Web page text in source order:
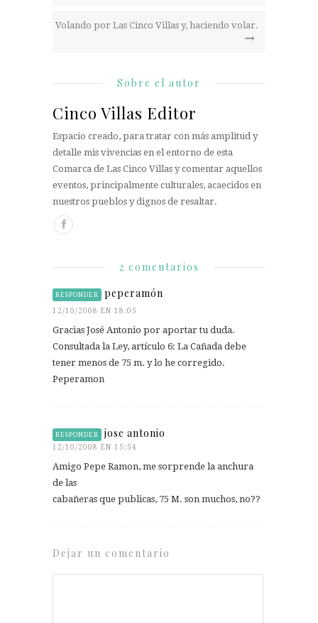
Volando por Las Cinco Villas y, haciendo volar.
Sobre el autor
Cinco Villas Editor
Espacio creado, para tratar con más amplitud y
detalle mis vivencias en el entorno de esta
Comarca de Las Cinco Villas y comentar aquellos
eventos, principalmente culturales, acaecidos en
nuestros pueblos y dignos de resaltar.
2 comentarios
RESPONDER peperamón
12/10/2008 EN 18:05
Gracias José Antonio por aportar tu duda.
Consultada la Ley, artículo 6: La Cañada debe
tener menos de 75 m. y lo he corregido.
Peperamon
RESPONDER jose antonio
12/10/2008 EN 15:54
Amigo Pepe Ramon, me sorprende la anchura
de las
cabañeras que publicas, 75 M. son muchos, no??
Dejar un comentario